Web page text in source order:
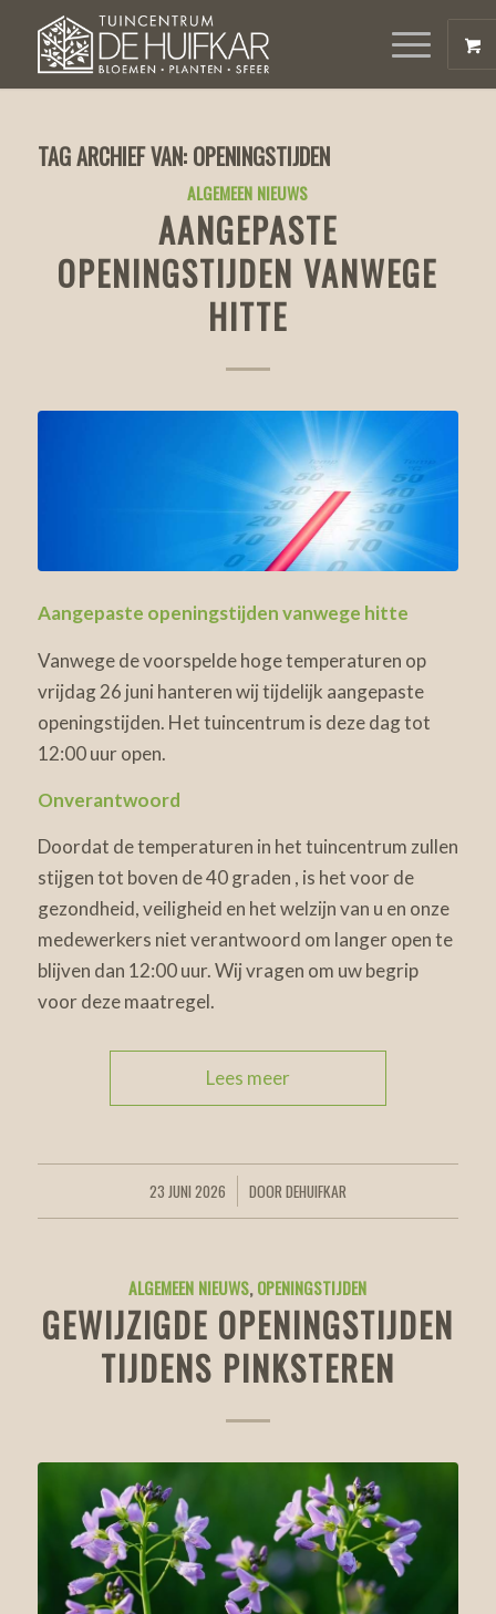
TAG ARCHIEF VAN: OPENINGSTIJDEN
ALGEMEEN NIEUWS
AANGEPASTE
OPENINGSTIJDEN VANWEGE
HITTE
Aangepaste openingstijden vanwege hitte
Vanwege de voorspelde hoge temperaturen op
vrijdag 26 juni hanteren wij tijdelijk aangepaste
openingstijden. Het tuincentrum is deze dag tot
12:00 uur open.
Onverantwoord
Doordat de temperaturen in het tuincentrum zullen
stijgen tot boven de 40 graden , is het voor de
gezondheid, veiligheid en het welzijn van u en onze
medewerkers niet verantwoord om langer open te
blijven dan 12:00 uur. Wij vragen om uw begrip
voor deze maatregel.
Lees meer
23 JUNI 2026
/ DOORDEHUIFKAR
ALGEMEEN NIEUWS,OPENINGSTIJDEN
GEWIJZIGDE OPENINGSTIJDEN
TIJDENS PINKSTEREN